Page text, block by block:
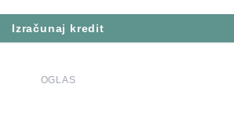
Izračunaj kredit
OGLAS